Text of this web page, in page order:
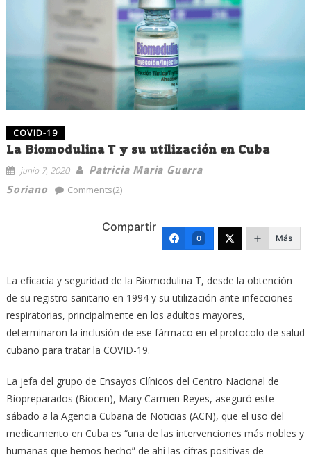
COVID-19
La Biomodulina T y su utilización en Cuba
junio 7, 2020
Patricia Maria Guerra
Soriano
Comments(2)
Compartir
0 Más
La eficacia y seguridad de la Biomodulina T, desde la obtención
de su registro sanitario en 1994 y su utilización ante infecciones
respiratorias, principalmente en los adultos mayores,
determinaron la inclusión de ese fármaco en el protocolo de salud
cubano para tratar la COVID-19.
La jefa del grupo de Ensayos Clínicos del Centro Nacional de
Biopreparados (Biocen), Mary Carmen Reyes, aseguró este
sábado a la Agencia Cubana de Noticias (ACN), que el uso del
medicamento en Cuba es “una de las intervenciones más nobles y
humanas que hemos hecho” de ahí las cifras positivas de